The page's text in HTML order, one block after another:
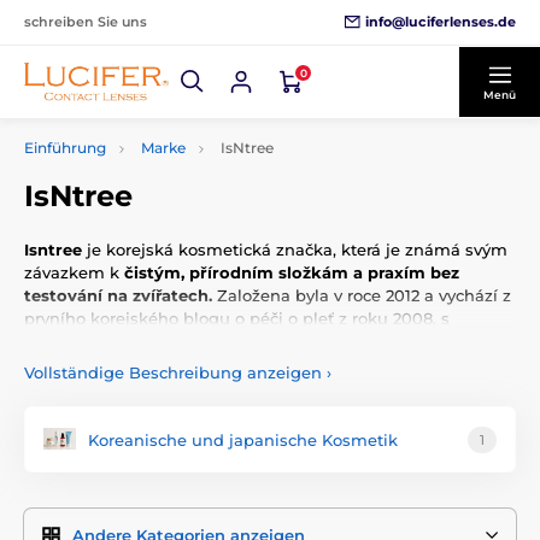
schreiben Sie uns info@luciferlenses.de
0
Menü
Einführung Marke IsNtree
IsNtree
Isntree je korejská kosmetická značka, která je známá svým
závazkem k čistým, přírodním složkám a praxím bez
testování na zvířatech. Založena byla v roce 2012 a vychází z
prvního korejského blogu o péči o pleť z roku 2008, s
produkty pro péči o pleť.
Název Isntree je spojením slov
"island" (ostrov), "natural" (přírodní) a "tree" (strom), což
prospěšné a rostou spolu se svými zákazníky. Tento ethos je
odrazem v jejich sloganu:"silný strom, který nese dobré
Vollständige Beschreibung anzeigen ›
Koreanische und japanische Kosmetik 1
Andere Kategorien anzeigen